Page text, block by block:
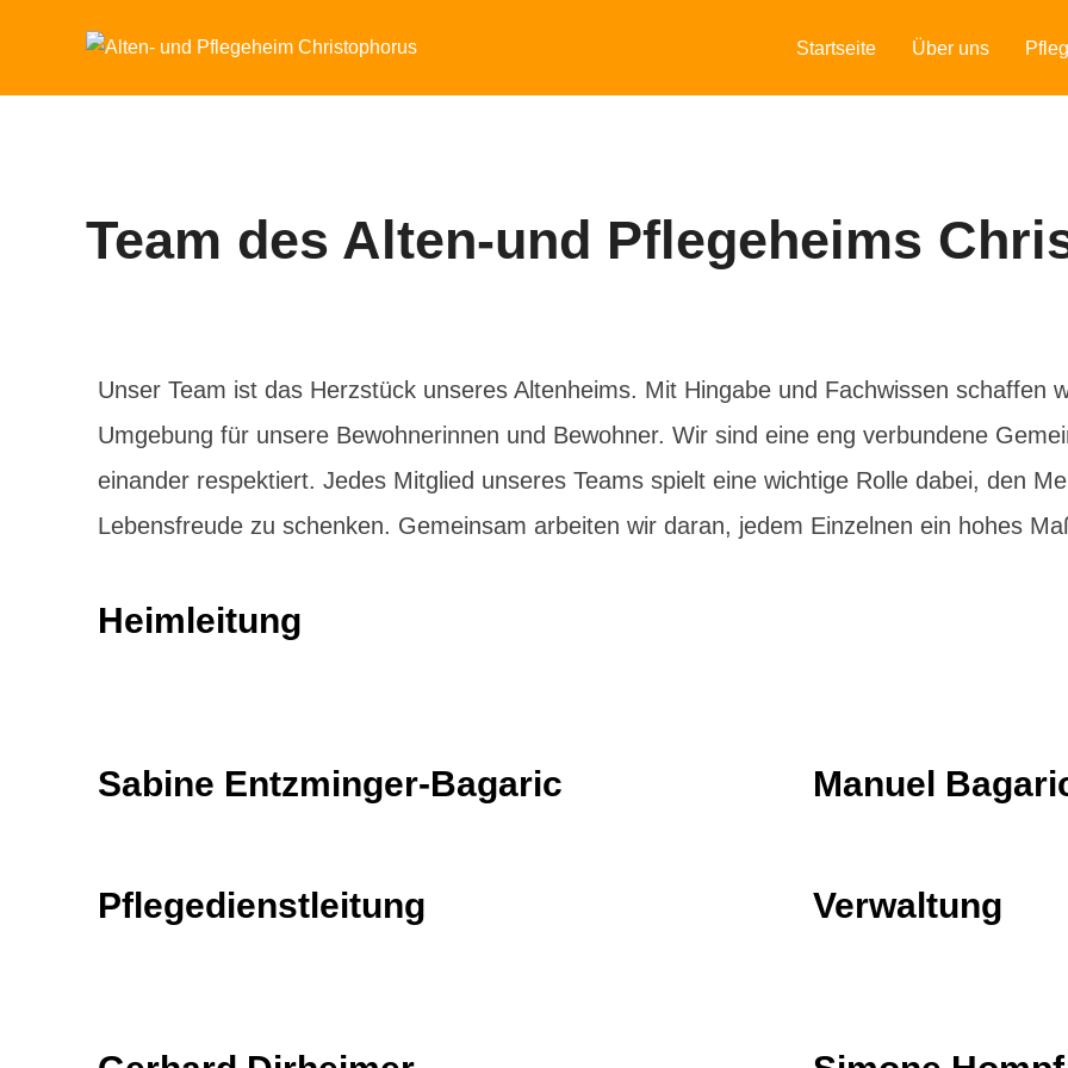
Startseite Über uns
Team des Alten-und Pflegeheims
Unser Team ist das Herzstück unseres Altenheims. Mit Hingabe und Fachwissen schaffen
Umgebung für unsere Bewohnerinnen und Bewohner. Wir sind eine eng verbundene
einander respektiert. Jedes Mitglied unseres Teams spielt eine wichtige Rolle dabei, den
Lebensfreude zu schenken. Gemeinsam arbeiten wir daran, jedem Einzelnen ein hohes
Heimleitung
Sabine Entzminger-Bagaric Manuel
Pflegedienstleitung Verwaltung